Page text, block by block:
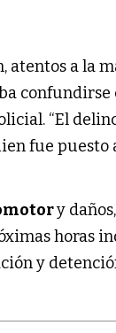
atentos a la
confundirse
“El
fue
y
horas
y